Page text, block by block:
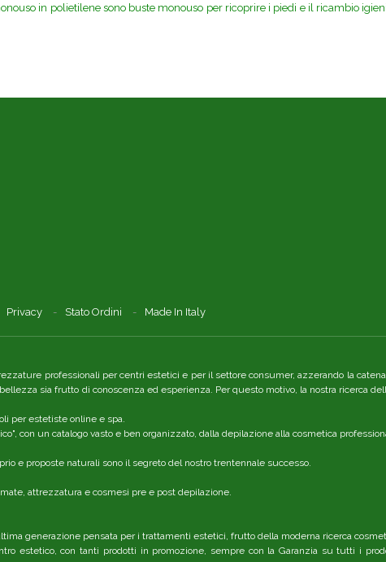
in polietilene sono buste monouso per ricoprire i piedi e il ricambio
Privacy Stato Ordini Made In Italy
professionali per centri estetici e per il settore consumer, azzerando la
sia frutto di conoscenza ed esperienza. Per questo motivo, la nostra ricerca
per estetiste online e spa.
con un catalogo vasto e ben organizzato, dalla depilazione alla cosmetica
e proposte naturali sono il segreto del nostro trentennale successo.
attrezzatura e cosmesi pre e post depilazione.
generazione pensata per i trattamenti estetici, frutto della moderna ricerca
estetico, con tanti prodotti in promozione, sempre con la Garanzia su tutti i